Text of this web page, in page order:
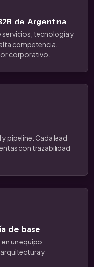
de Argentina
tecnología y
competencia.
corporativo.
pipeline. Cada lead
con trazabilidad
de base
un equipo
y